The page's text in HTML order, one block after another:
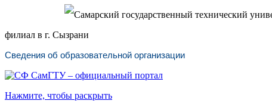
Самарский государственный технический
филиал в г. Сызрани
Сведения об образовательной организации
Нажмите, чтобы раскрыть